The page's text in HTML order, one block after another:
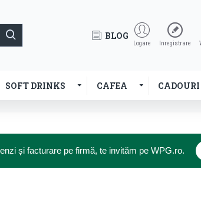
BLOG
Logare Inregistrare
SOFT DRINKS CAFEA CADOURI
și facturare pe firmă, te invităm pe WPG.ro.